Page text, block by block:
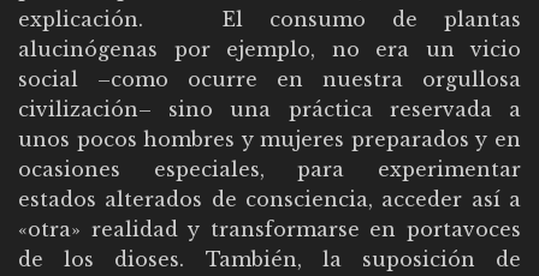
explicación. El consumo de plantas
alucinógenas por ejemplo, no era un vicio
social –como ocurre en nuestra orgullosa
civilización– sino una práctica reservada a
unos pocos hombres y mujeres preparados y en
ocasiones especiales, para experimentar
estados alterados de consciencia, acceder así a
«otra» realidad y transformarse en portavoces
de los dioses. También, la suposición de